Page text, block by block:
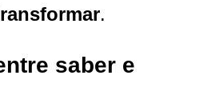
.
saber e